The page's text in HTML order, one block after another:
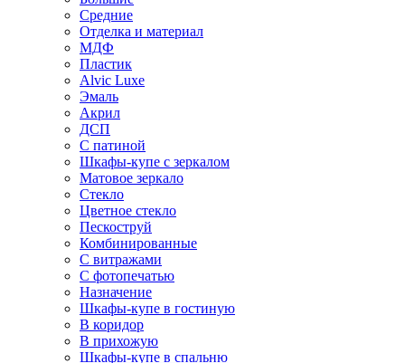
Средние
Отделка и материал
МДФ
Пластик
Alvic Luxe
Эмаль
Акрил
ДСП
С патиной
Шкафы-купе с зеркалом
Матовое зеркало
Стекло
Цветное стекло
Пескоструй
Комбинированные
С витражами
С фотопечатью
Назначение
Шкафы-купе в гостиную
В коридор
В прихожую
Шкафы-купе в спальню